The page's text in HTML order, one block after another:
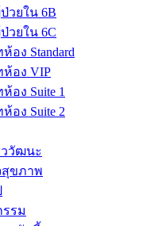
วยใน 6B
วยใน 6C
อง Standard
ห้อง VIP
อง Suite 1
อง Suite 2
วัฒนะ
สุขภาพ
รรม